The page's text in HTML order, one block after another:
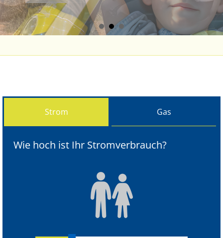
Strom Gas
Wie hoch ist Ihr Stromverbrauch?